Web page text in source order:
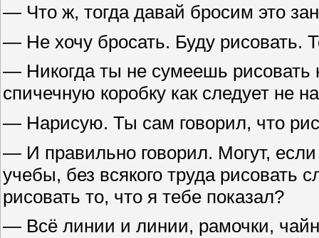
— Что ж, тогда давай бросим это
— Не хочу бросать. Буду
— Никогда ты не сумеешь
спичечную коробку как следует не
— Нарисую. Ты сам говорил, что
— И правильно говорил. Могут,
учебы, без всякого труда
рисовать то, что я тебе показал?
— Всё линии и линии, рамочки,